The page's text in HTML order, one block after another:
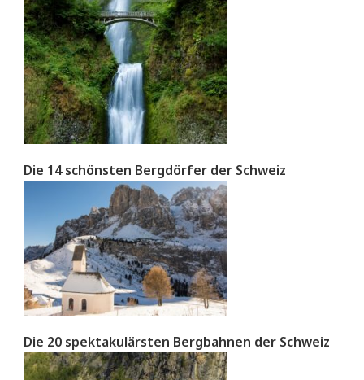
Die 14 schönsten Bergdörfer der Schweiz
Die 20 spektakulärsten Bergbahnen der Schweiz